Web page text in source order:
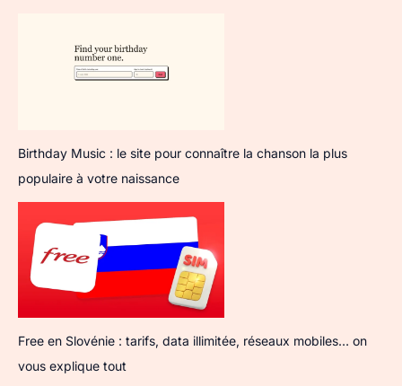
Birthday Music : le site pour connaître la chanson la plus
populaire à votre naissance
Free en Slovénie : tarifs, data illimitée, réseaux mobiles… on
vous explique tout